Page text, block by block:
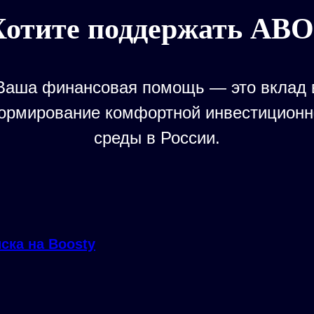
поддержать
финансовая помощь — это вклад
комфортной
среды в России.
на Boosty